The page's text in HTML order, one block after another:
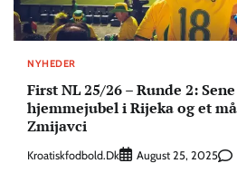
NYHEDER
First NL 25/26 – Runde 2:
hjemmejubel i Rijeka og et
Zmijavci
Kroatiskfodbold.dk August 25, 2025